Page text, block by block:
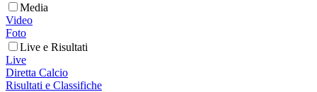
Media
Video
Foto
Live e Risultati
Live
Diretta Calcio
Risultati e Classifiche